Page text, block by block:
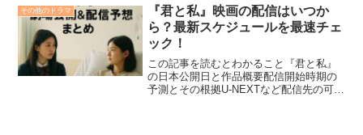
와 나）』は、修学旅行を翌日に控えた2
人の少女...
その他のドラマ
『君と私』映画の配信はいつか
ら？最新スケジュールを最速チェ
ック！
この記事を読むとわかること『君と私』
の日本公開日と作品概要配信開始時期の
予測とその根拠U-NEXTなど配信先の可能